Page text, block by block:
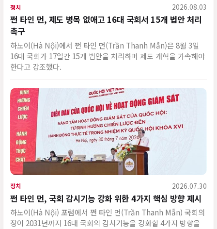
정치 2026.08.03
쩐 타인 먼, 제도 병목 없애고 16대 국회서 15개 법안 처리
촉구
하노이(Hà Nội)에서 쩐 타인 먼(Trần Thanh Mẫn)은 8월 3일
16대 국회가 17일간 15개 법안을 처리하며 제도 개혁을 가속해야
한다고 강조했다.
정치 2026.07.30
쩐 타인 먼, 국회 감시기능 강화 위한 4가지 핵심 방향 제시
하노이(Hà Nội) 포럼에서 쩐 타인 먼(Trần Thanh Mẫn) 국회의
장이 2031년까지 16대 국회의 감시기능을 강화할 4가지 방향을